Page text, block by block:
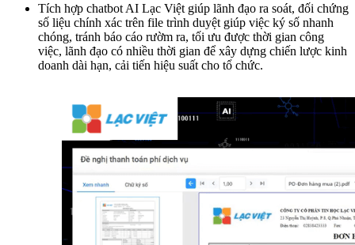
Tích hợp chatbot AI Lạc Việt giúp lãnh đạo ra soát, đối chứng
số liệu chính xác trên file trình duyệt giúp việc ký số nhanh
chóng, tránh báo cáo rườm ra, tối ưu được thời gian công
việc, lãnh đạo có nhiều thời gian để xây dựng chiến lược kinh
doanh dài hạn, cải tiến hiệu suất cho tổ chức.